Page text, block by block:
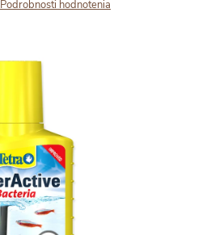
Podrobnosti hodnotenia